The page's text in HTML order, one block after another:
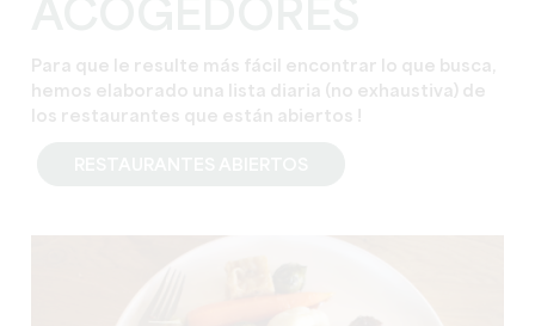
Para que le resulte más fácil encontrar lo que busca,
hemos elaborado una lista diaria (no exhaustiva) de
los restaurantes que están abiertos !